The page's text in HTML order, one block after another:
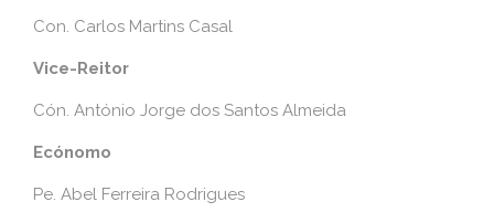
Con. Carlos Martins Casal
Vice-Reitor
Cón. António Jorge dos Santos Almeida
Ecónomo
Pe. Abel Ferreira Rodrigues